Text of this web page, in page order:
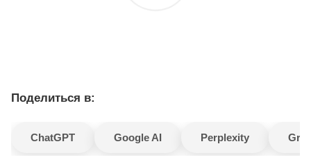
Поделиться в:
ChatGPT Google AI Perplexity